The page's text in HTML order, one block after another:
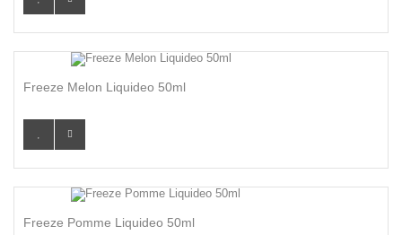
Freeze Melon Liquideo 50ml
Freeze Pomme Liquideo 50ml